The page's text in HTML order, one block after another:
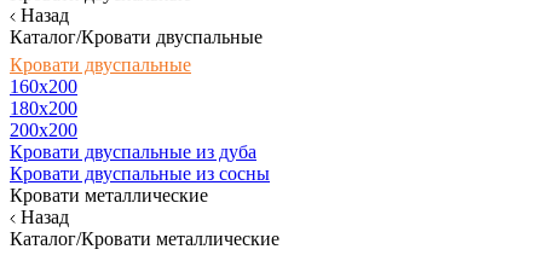
Назад
Каталог/Кровати двуспальные
Кровати двуспальные
160х200
180x200
200x200
Кровати двуспальные из дуба
Кровати двуспальные из сосны
Кровати металлические
Назад
Каталог/Кровати металлические